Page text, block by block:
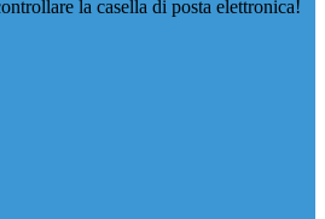
la casella di posta elettronica!